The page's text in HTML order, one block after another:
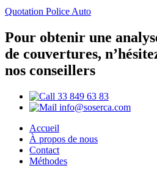
Quotation Police Auto
Pour obtenir une
de couvertures,
nos conseillers
33 849 63 83
info@soserca.com
Accueil
À propos de nous
Contact
Méthodes